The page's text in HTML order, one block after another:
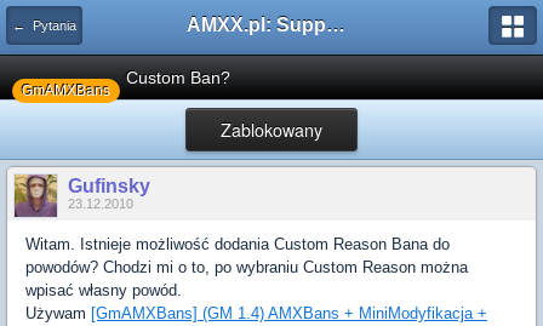
← Pytania AMXX.pl: Support AMX Mod X i SourceMod
GmAMXBans
Custom Ban?
Zablokowany
Gufinsky
23.12.2010
Witam. Istnieje możliwość dodania Custom Reason Bana do
powodów? Chodzi mi o to, po wybraniu Custom Reason można
wpisać własny powód.
Używam [GmAMXBans] (GM 1.4) AMXBans + MiniModyfikacja +